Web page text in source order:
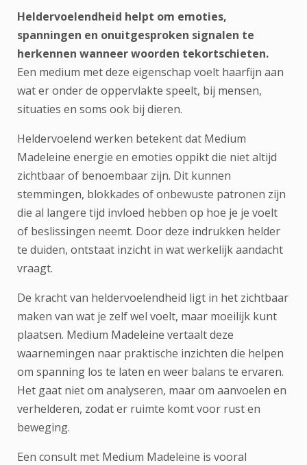
Heldervoelendheid helpt om emoties,
spanningen en onuitgesproken signalen te
herkennen wanneer woorden tekortschieten.
Een medium met deze eigenschap voelt haarfijn aan
wat er onder de oppervlakte speelt, bij mensen,
situaties en soms ook bij dieren.
Heldervoelend werken betekent dat Medium
Madeleine energie en emoties oppikt die niet altijd
zichtbaar of benoembaar zijn. Dit kunnen
stemmingen, blokkades of onbewuste patronen zijn
die al langere tijd invloed hebben op hoe je je voelt
of beslissingen neemt. Door deze indrukken helder
te duiden, ontstaat inzicht in wat werkelijk aandacht
vraagt.
De kracht van heldervoelendheid ligt in het zichtbaar
maken van wat je zelf wel voelt, maar moeilijk kunt
plaatsen. Medium Madeleine vertaalt deze
waarnemingen naar praktische inzichten die helpen
om spanning los te laten en weer balans te ervaren.
Het gaat niet om analyseren, maar om aanvoelen en
verhelderen, zodat er ruimte komt voor rust en
beweging.
Een consult met Medium Madeleine is vooral